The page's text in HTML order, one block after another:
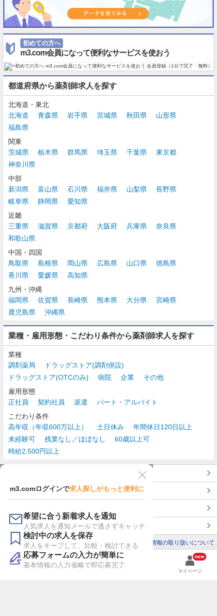
初めての方へ
m3.com会員になって便利なサービスを使おう
都道府県から薬剤師求人を探す
北海道・東北
北海道
青森県 岩手県 宮城県 秋田県
山形県
福島県
関東
茨城県
栃木県 群馬県 埼玉県 千葉県
東京都
神奈川県
中部
新潟県
富山県 石川県 福井県 山梨県
長野県
岐阜県
静岡県
愛知県
近畿
三重県
滋賀県 京都府 大阪府 兵庫県
奈良県
和歌山県
中国・四国
鳥取県
島根県 岡山県 広島県 山口県
徳島県
香川県
愛媛県
高知県
九州・沖縄
福岡県
佐賀県 長崎県 熊本県 大分県
宮崎県
鹿児島県
沖縄県
業種・雇用形態・こだわり条件から薬剤師求人を探す
業種
調剤薬局
ドラッグストア(調剤併設)
ドラッグストア(OTCのみ)
病院 企業
その他
雇用形態
正社員
契約社員 派遣
パート・アルバイト
こだわり条件
高年収（年収600万以上）
土日休み
年間休日120日以上
未経験可
残業なし／ほぼなし
60歳以上可
時給2,500円以上
new
マイページ
m3.comログインで求人探しがもっと便利に
希望に合う新着求人を通知
人気求人を通知メールで逃さずキャッチ
検討中の求人を保存
求人をキープして、比較・検討できる
応募フォームの入力が簡単に
基本情報の入力省略で即応募完了
最近チェックした求人一覧
コンサルタントに転職相談
利用規約 個人情報の取り扱いについて